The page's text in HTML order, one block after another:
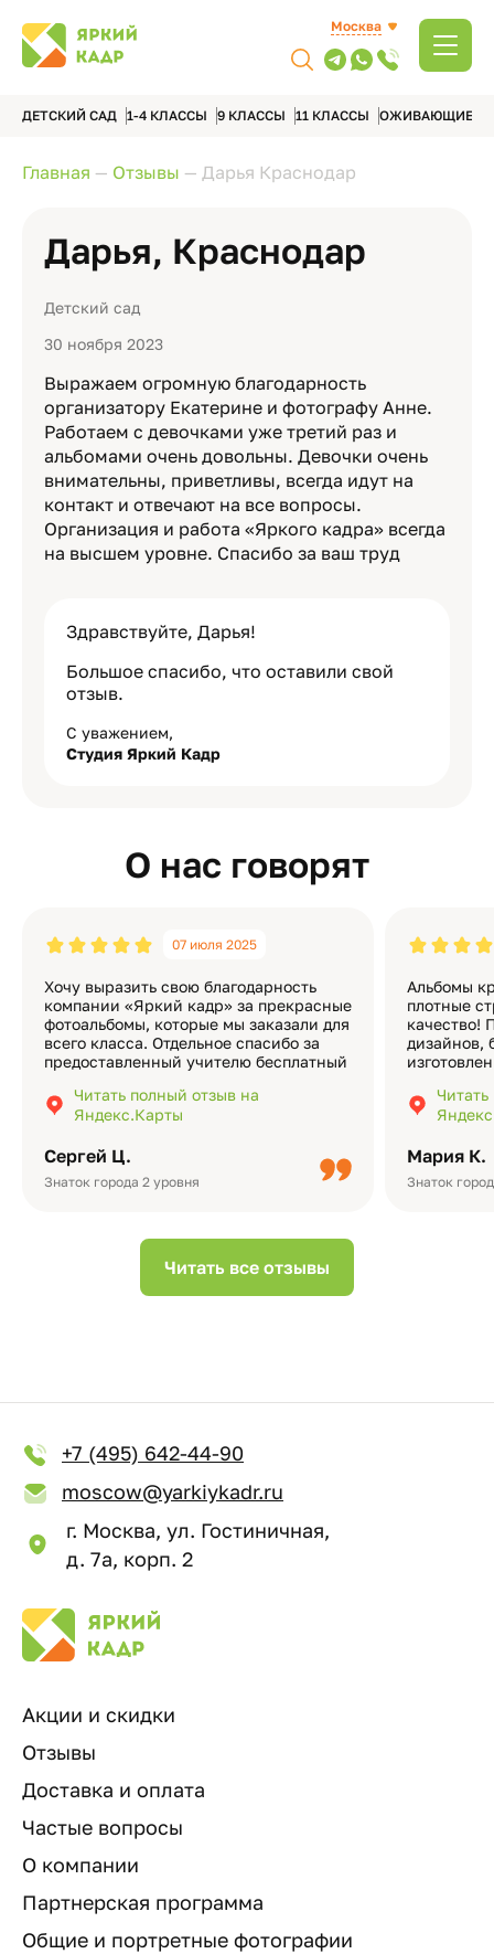
Москва
ДЕТСКИЙ САД 1-4 КЛАССЫ 9 КЛАССЫ 11 КЛАССЫ ОЖИВАЮЩИЕ
Главная — Отзывы — Дарья Краснодар
Дарья, Краснодар
Детский сад
30 ноября 2023
Выражаем огромную благодарность
организатору Екатерине и фотографу Анне.
Работаем с девочками уже третий раз и
альбомами очень довольны. Девочки очень
внимательны, приветливы, всегда идут на
контакт и отвечают на все вопросы.
Организация и работа «Яркого кадра» всегда
на высшем уровне. Спасибо за ваш труд
Здравствуйте, Дарья!
Большое спасибо, что оставили свой
отзыв.
С уважением,
Студия Яркий Кадр
О нас говорят
Сергей Ц.
Знаток города 2 уровня
07 июля 2025
Хочу выразить свою благодарность
компании «Яркий кадр» за прекрасные
фотоальбомы, которые мы заказали для
всего класса. Отдельное спасибо за
предоставленный учителю бесплатный
подчёркивает значимость события.
Качество альбомов на высшем уровне:
Читать полный отзыв на
Яндекс.Карты
Мария К.
Знаток
Альбомы
плотные
качество!
дизайнов,
добавить
видео с
Читать все отзывы
+7 (495) 642-44-90
moscow@yarkiykadr.ru
г. Москва, ул. Гостиничная,
д. 7а, корп. 2
Акции и скидки
Отзывы
Доставка и оплата
Частые вопросы
О компании
Партнерская программа
Общие и портретные фотографии